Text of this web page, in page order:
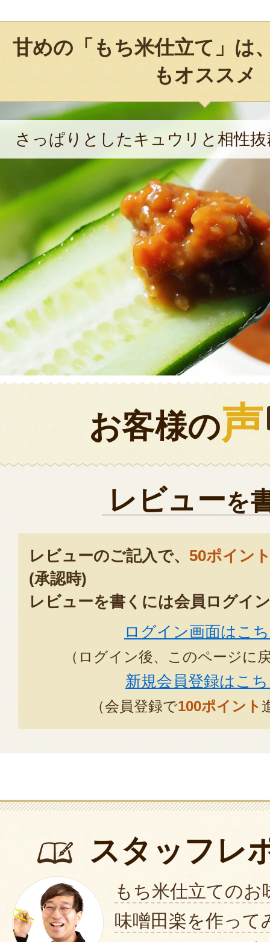
甘めの「もち米仕立て」は
もオススメ
さっぱりとしたキュウリと相性
お客様の声
レビューを
レビューのご記入で、 50ポイン
(承認時)
レビューを書くには会員ログイ
ログイン画面はこ
（ログイン後、このページに
新規会員登録はこ
（会員登録で100ポイント
スタッフレ
もち米仕立ての
味噌田楽を作って